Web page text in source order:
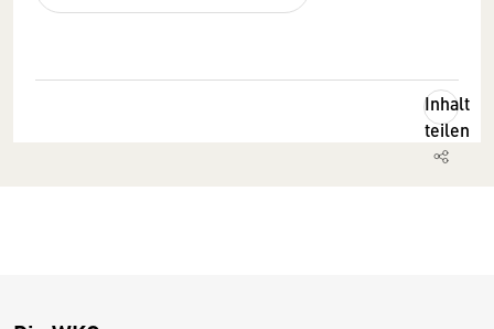
Inhalt
teilen